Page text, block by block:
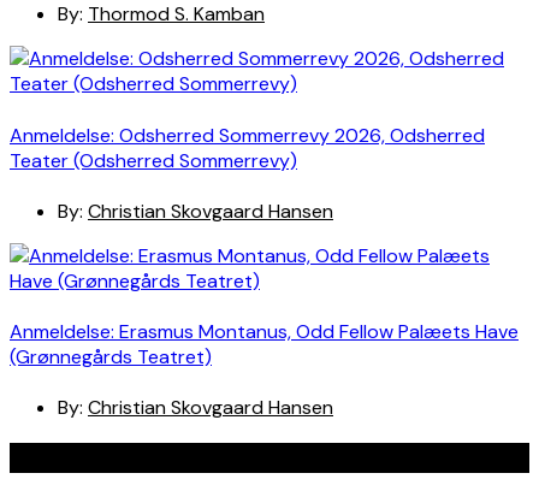
By: Thormod S. Kamban
Anmeldelse: Odsherred Sommerrevy 2026, Odsherred
Teater (Odsherred Sommerrevy)
By: Christian Skovgaard Hansen
Anmeldelse: Erasmus Montanus, Odd Fellow Palæets Have
(Grønnegårds Teatret)
By: Christian Skovgaard Hansen